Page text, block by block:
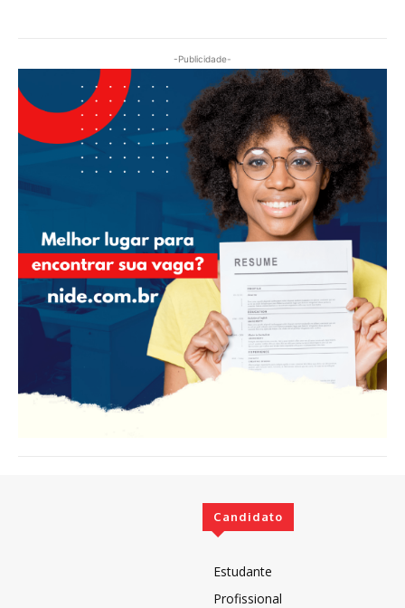
-Publicidade-
Candidato
Estudante
Profissional